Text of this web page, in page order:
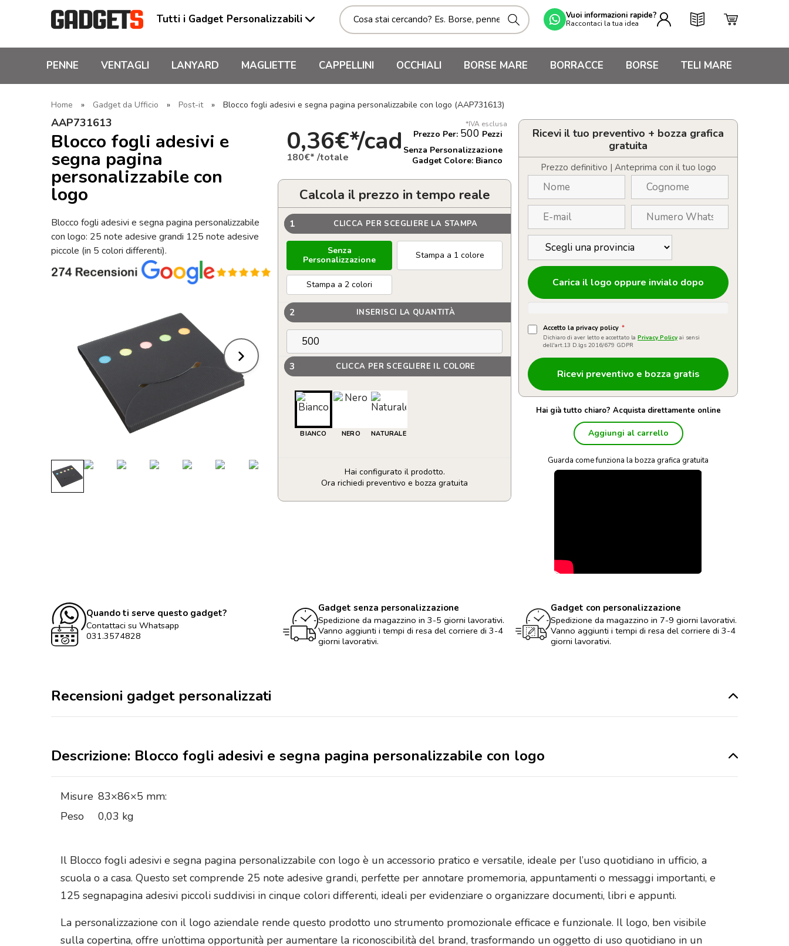
Tutti i Gadget Personalizzabili Vuoi informazioni rapide?
Raccontaci la tua idea
PENNE VENTAGLI LANYARD MAGLIETTE CAPPELLINI OCCHIALI BORSE MARE BORRACCE BORSE TELI MARE
Home » Gadget da Ufficio » Post-it » Blocco fogli adesivi e segna pagina personalizzabile con logo (AAP731613)
AAP731613
Blocco fogli adesivi e
segna pagina
personalizzabile con
logo
Blocco fogli adesivi e segna pagina personalizzabile
con logo: 25 note adesive grandi 125 note adesive
piccole (in 5 colori differenti).
*IVA esclusa
0,36€*/cad
180€* /totale
Prezzo Per: 500 Pezzi
Senza Personalizzazione
Gadget Colore: Bianco
Calcola il prezzo in tempo reale
1 CLICCA PER SCEGLIERE LA STAMPA
Senza
Personalizzazione
Stampa a 1 colore
Stampa a 2 colori
2 INSERISCI LA QUANTITÀ
3 CLICCA PER SCEGLIERE IL COLORE
BIANCO NERO NATURALE
Hai configurato il prodotto.
Ora richiedi preventivo e bozza gratuita
Blocco
Ricevi il tuo preventivo + bozza grafica
gratuita
Prezzo definitivo | Anteprima con il tuo logo
Carica il logo oppure invialo dopo
Accetto la privacy policy *
Dichiaro di aver letto e accettato la Privacy Policy ai sensi
dell'art.13 D.lgs 2016/679 GDPR
Hai già tutto chiaro? Acquista direttamente online
Aggiungi al carrello
Guarda come funziona la bozza grafica gratuita
Quando ti serve questo gadget?
Contattaci su Whatsapp
031.3574828
Gadget senza personalizzazione
Spedizione da magazzino in 3-5 giorni lavorativi.
Vanno aggiunti i tempi di resa del corriere di 3-4
giorni lavorativi.
Gadget con personalizzazione
Spedizione da magazzino in 7-9 giorni lavorativi.
Vanno aggiunti i tempi di resa del corriere di 3-4
giorni lavorativi.
Recensioni gadget personalizzati
Descrizione: Blocco fogli adesivi e segna pagina personalizzabile con logo
Misure 83×86×5 mm:
Peso
0,03 kg
Il Blocco fogli adesivi e segna pagina personalizzabile con logo è un accessorio pratico e versatile, ideale per l’uso quotidiano in ufficio, a
scuola o a casa. Questo set comprende 25 note adesive grandi, perfette per annotare promemoria, appuntamenti o messaggi importanti, e
125 segnapagina adesivi piccoli suddivisi in cinque colori differenti, ideali per evidenziare o organizzare documenti, libri e appunti.
La personalizzazione con il logo aziendale rende questo prodotto uno strumento promozionale efficace e funzionale. Il logo, ben visibile
sulla copertina, offre un’ottima opportunità per aumentare la riconoscibilità del brand, trasformando un oggetto di uso quotidiano in un